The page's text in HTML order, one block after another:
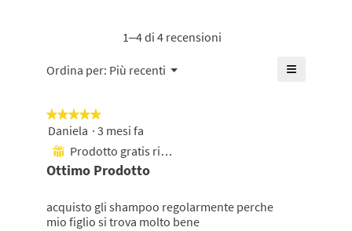
1–4 di 4 recensioni
Ordina per: Più recenti ▼
Menu ≡
★★★★★
★★★★★
5
stelle.
Daniela · 3 mesi fa
⊞ Prodotto gratis ricevuto
Ottimo Prodotto
acquisto gli shampoo regolarmente perche
mio figlio si trova molto bene